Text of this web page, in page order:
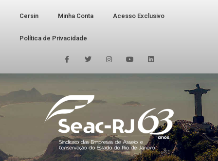
Cersin Minha Conta Acesso Exclusivo
Política de Privacidade